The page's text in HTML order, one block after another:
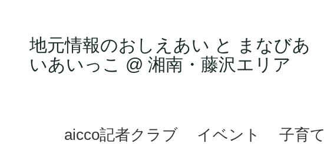
地元情報のおしえあい と まなびあ
いあいっこ @ 湘南・藤沢エリア
aicco記者クラブ イベント 子育て